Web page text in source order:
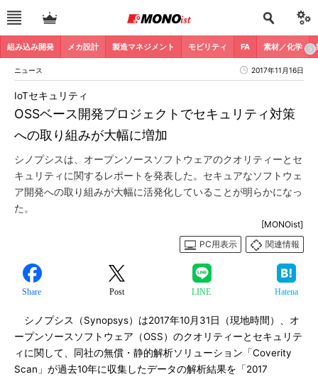
組み込み開発 メカ設計 製造マネジメント モビリティ FA 素材／化学
ニュース 2017年11月16日
OSSベース開発プロジェクトでセキュリティ対策
への取り組みが大幅に増加
IoTセキュリティ
シノプシスは、オープンソースソフトウェアのクオリティーとセ
キュリティに関するレポートを発表した。セキュアなソフトウェ
ア開発への取り組みが大幅に活発化していることが明らかになっ
た。
[MONOist]
PC用表示
関連情報
Share Post LINE Hatena
シノプシス（Synopsys）は2017年10月31日（現地時間）、オ
ープンソースソフトウェア（OSS）のクオリティーとセキュリテ
ィに関して、同社の無償・静的解析ソリューション「Coverity
Scan」が過去10年に収集したデータの解析結果を「2017